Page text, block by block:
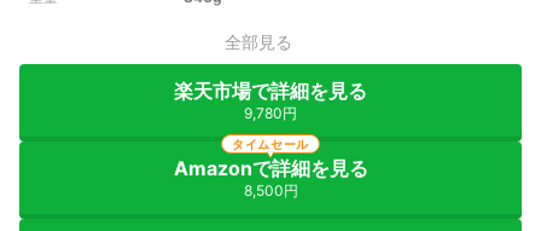
全部見る
楽天市場で詳細を見る
9,780円
Amazonで詳細を見る
8,500円
タイムセール